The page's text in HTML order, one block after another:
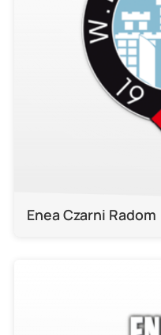
Enea Czarni Radom